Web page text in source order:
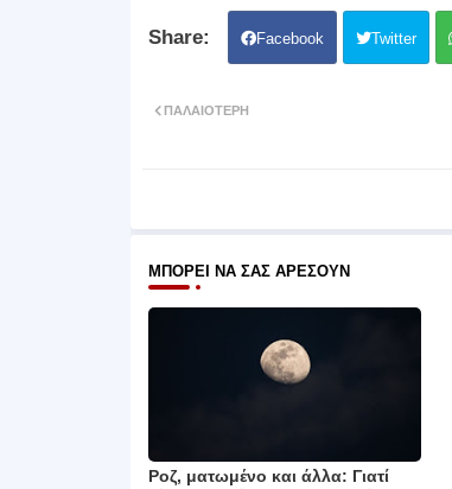
Facebook Twitter
ΠΑΛΑΙΌΤΕΡΗ
ΜΠΟΡΕΊ ΝΑ ΣΑΣ ΑΡΈΣΟΥΝ
Ροζ, ματωμένο και άλλα: Γιατί